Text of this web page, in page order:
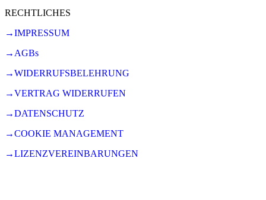
RECHTLICHES
→IMPRESSUM
→AGBs
→WIDERRUFSBELEHRUNG
→VERTRAG WIDERRUFEN
→DATENSCHUTZ
→COOKIE MANAGEMENT
→LIZENZVEREINBARUNGEN